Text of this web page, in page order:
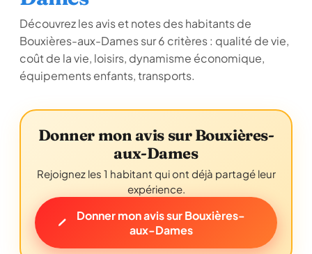
Découvrez les avis et notes des habitants de
Bouxières-aux-Dames sur 6 critères : qualité de vie,
coût de la vie, loisirs, dynamisme économique,
équipements enfants, transports.
Donner mon avis sur Bouxières-
aux-Dames
Rejoignez les 1 habitant qui ont déjà partagé leur
expérience.
Donner mon avis sur Bouxières-
aux-Dames